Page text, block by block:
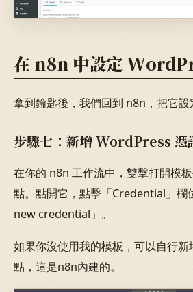
在 n8n 中設定
拿到鑰匙後，我們回到 n8n，把它設
步驟七：新增 WordPress 憑
在你的 n8n 工作流中，雙擊打開模
點。點開它，點擊「Credential」欄
new credential」。
如果你沒使用我的模板，可以自行
點，這是n8n內建的。